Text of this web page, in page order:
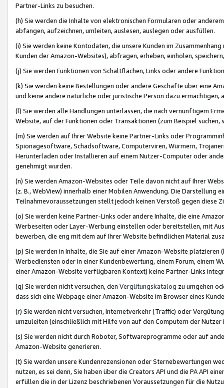
Partner-Links zu besuchen.
(h) Sie werden die Inhalte von elektronischen Formularen oder
abfangen, aufzeichnen, umleiten, auslesen, auslegen oder ausfüllen.
(i) Sie werden keine Kontodaten, die unsere Kunden im
Kunden der Amazon-Websites), abfragen, erheben, einholen,
(j) Sie werden Funktionen von Schaltflächen, Links oder andere
(k) Sie werden keine Bestellungen oder andere Geschäfte über eine
und keine andere natürliche oder juristische Person dazu
(l) Sie werden alle Handlungen unterlassen, die nach vernünftigem
Website, auf der Funktionen oder Transaktionen (zum Beispiel
(m) Sie werden auf Ihrer Website keine Partner-Links oder
Spionagesoftware, Schadsoftware, Computerviren, Würmern,
Herunterladen oder Installieren auf einem Nutzer-Computer oder
genehmigt wurden.
(n) Sie werden Amazon-Websites oder Teile davon nicht auf Ihrer
(z. B., WebView) innerhalb einer Mobilen Anwendung. Die Darstellung
Teilnahmevoraussetzungen stellt jedoch keinen Verstoß gegen diese
(o) Sie werden keine Partner-Links oder andere Inhalte, die eine
Werbeseiten oder Layer-Werbung einstellen oder bereitstellen, mit
bewerben, die eng mit dem auf Ihrer Website befindlichen Material
(p) Sie werden in Inhalte, die Sie auf einer Amazon-Website
Werbediensten oder in einer Kundenbewertung, einem Forum, einem
einer Amazon-Website verfügbaren Kontext) keine Partner-Links
(q) Sie werden nicht versuchen, den Vergütungskatalog zu umgehen
dass sich eine Webpage einer Amazon-Website im Browser eines
(r) Sie werden nicht versuchen, Internetverkehr (Traffic) oder
umzuleiten (einschließlich mit Hilfe von auf den Computern der
(s) Sie werden nicht durch Roboter, Softwareprogramme oder auf
Amazon-Website generieren.
(t) Sie werden unsere Kundenrezensionen oder Sternebewertungen
nutzen, es sei denn, Sie haben über die Creators API und die PA API
erfüllen die in der Lizenz beschriebenen Voraussetzungen für die